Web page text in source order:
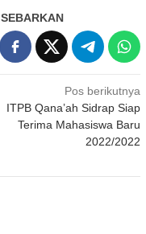
SEBARKAN
Pos berikutnya
ITPB Qana’ah Sidrap Siap
Terima Mahasiswa Baru
2022/2022